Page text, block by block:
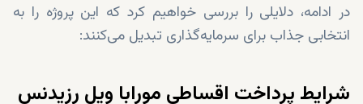
در ادامه، دلایلی را بررسی خواهیم کرد که این پروژه را به
انتخابی جذاب برای سرمایه‌گذاری تبدیل می‌کنند:
شرایط پرداخت اقساطی مورابا ویل رزیدنس